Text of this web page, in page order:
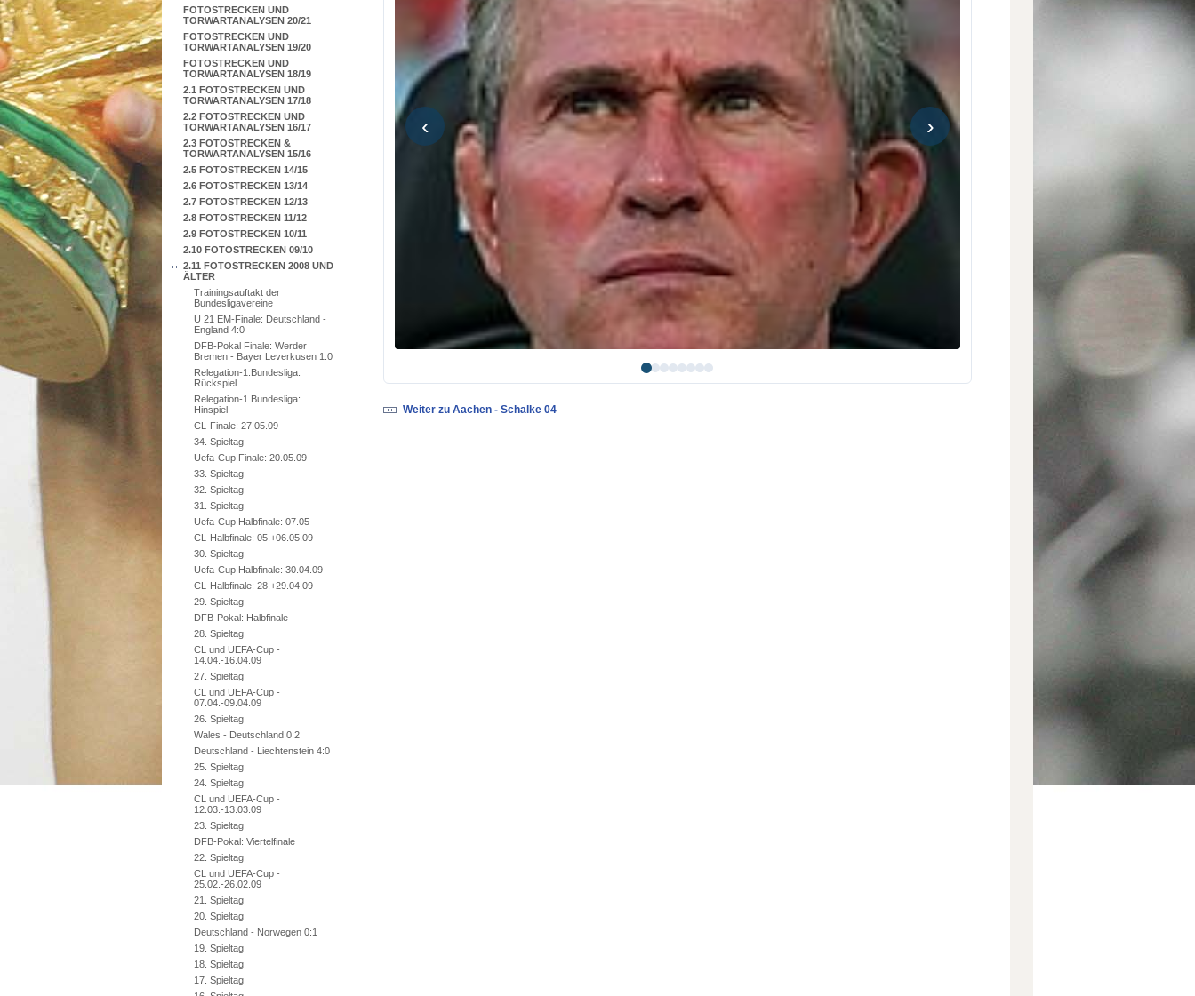
FOTOSTRECKEN UND
TORWARTANALYSEN 20/21
FOTOSTRECKEN UND
TORWARTANALYSEN 19/20
FOTOSTRECKEN UND
TORWARTANALYSEN 18/19
2.1 FOTOSTRECKEN UND
TORWARTANALYSEN 17/18
2.2 FOTOSTRECKEN UND
TORWARTANALYSEN 16/17
2.3 FOTOSTRECKEN &
TORWARTANALYSEN 15/16
2.5 FOTOSTRECKEN 14/15
2.6 FOTOSTRECKEN 13/14
2.7 FOTOSTRECKEN 12/13
2.8 FOTOSTRECKEN 11/12
2.9 FOTOSTRECKEN 10/11
2.10 FOTOSTRECKEN 09/10
2.11 FOTOSTRECKEN 2008 UND
ÄLTER
Trainingsauftakt der
Bundesligavereine
U 21 EM-Finale: Deutschland -
England 4:0
DFB-Pokal Finale: Werder
Bremen - Bayer Leverkusen 1:0
Relegation-1.Bundesliga:
Rückspiel
Relegation-1.Bundesliga:
Hinspiel
CL-Finale: 27.05.09
34. Spieltag
Uefa-Cup Finale: 20.05.09
33. Spieltag
32. Spieltag
31. Spieltag
Uefa-Cup Halbfinale: 07.05
CL-Halbfinale: 05.+06.05.09
30. Spieltag
Uefa-Cup Halbfinale: 30.04.09
CL-Halbfinale: 28.+29.04.09
29. Spieltag
DFB-Pokal: Halbfinale
28. Spieltag
CL und UEFA-Cup -
14.04.-16.04.09
27. Spieltag
CL und UEFA-Cup -
07.04.-09.04.09
26. Spieltag
Wales - Deutschland 0:2
Deutschland - Liechtenstein 4:0
25. Spieltag
24. Spieltag
CL und UEFA-Cup -
12.03.-13.03.09
23. Spieltag
DFB-Pokal: Viertelfinale
22. Spieltag
CL und UEFA-Cup -
25.02.-26.02.09
21. Spieltag
20. Spieltag
Deutschland - Norwegen 0:1
19. Spieltag
18. Spieltag
17. Spieltag
‹ ›
Weiter zu Aachen - Schalke 04